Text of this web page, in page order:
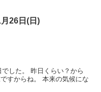
26日(日)
した。 昨日くらい？から
すからね。 本来の気候にな